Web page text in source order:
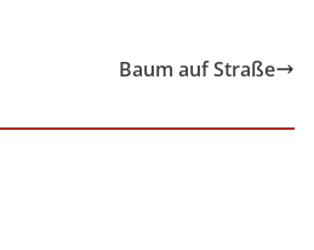
Baum auf Straße